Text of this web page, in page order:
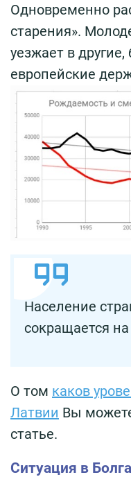
Одновременно
старения».
уезжает в
европейские
Население
сокращается
О том каков
Латвии Вы
статье.
Ситуация в